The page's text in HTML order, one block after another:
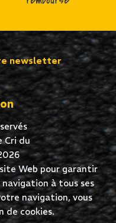
newsletter
Cri du
Web pour garantir
à tous ses
navigation, vous
de cookies.